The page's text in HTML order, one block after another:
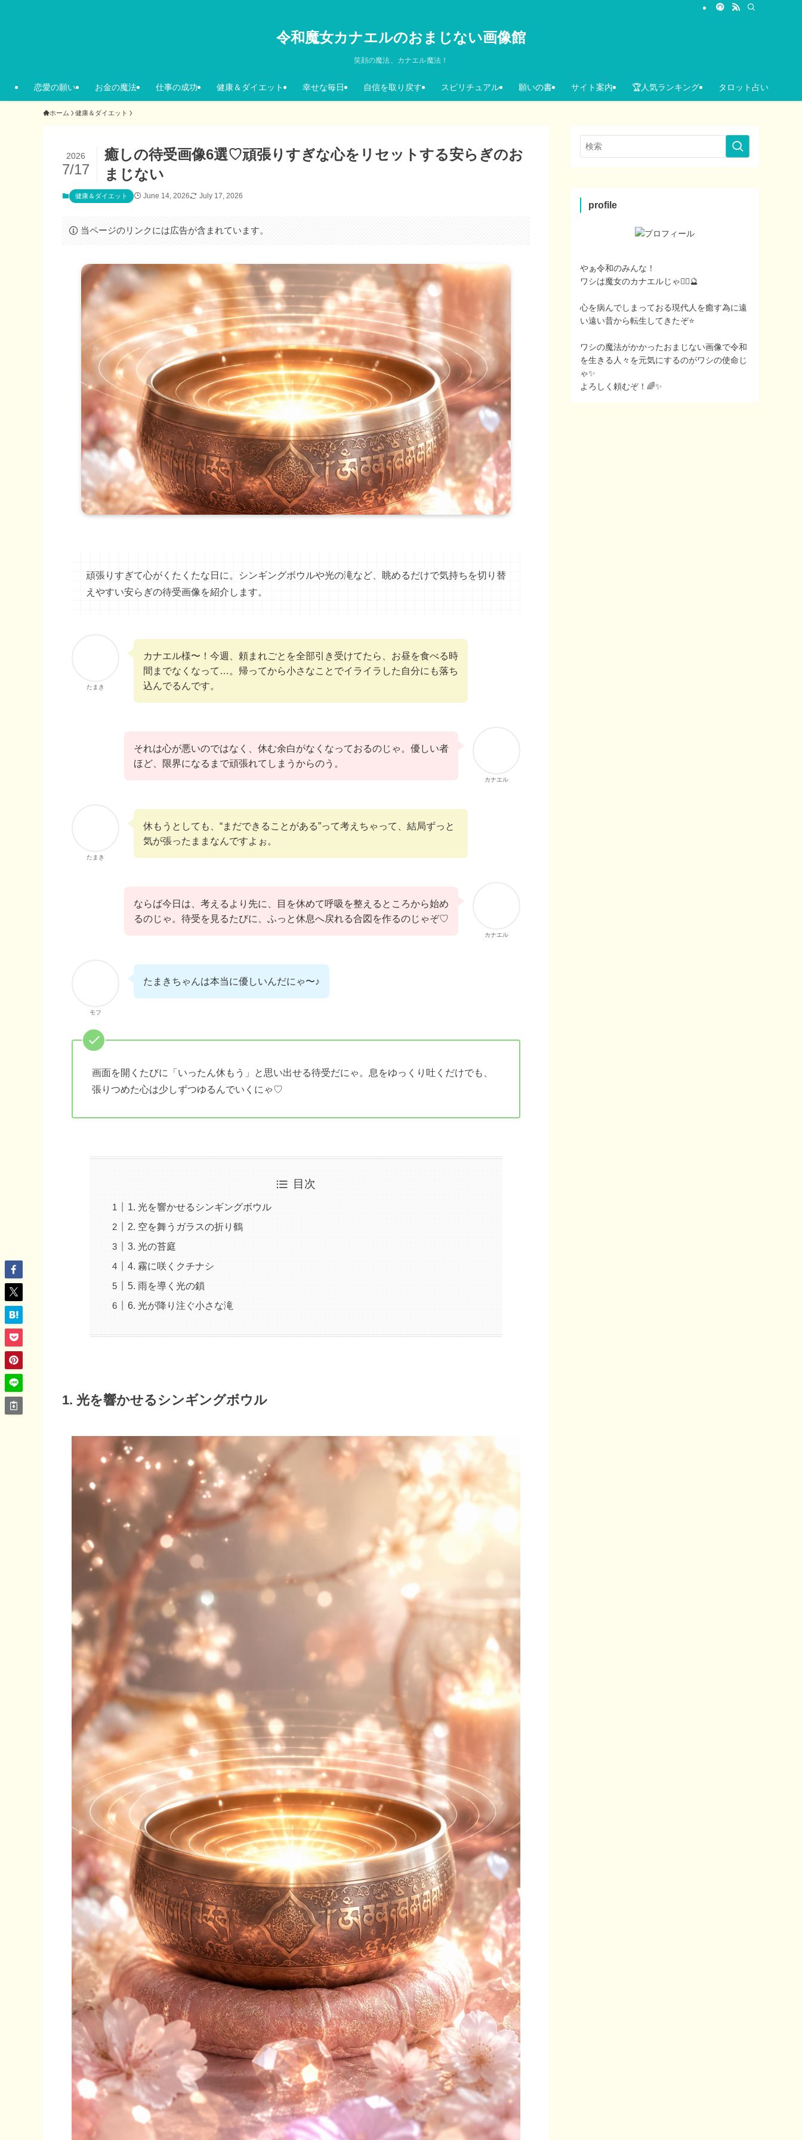
令和魔女カナエルのおまじない画像館
笑顔の魔法、カナエル魔法！
恋愛の願い お金の魔法 仕事の成功 健康＆ダイエット 幸せな毎日 自信を取り戻す スピリチュアル 願いの書 サイト案内 🏆人気ランキング タロット占い
ホーム 健康＆ダイエット
癒しの待受画像6選♡頑張りすぎな心をリセットする安らぎのお
まじない
2026
7/17
健康＆ダイエット June 14, 2026 July 17, 2026
当ページのリンクには広告が含まれています。
頑張りすぎて心がくたくたな日に。シンギングボウルや光の滝など、眺めるだけで気持ちを切り替
えやすい安らぎの待受画像を紹介します。
たまき
カナエル様〜！今週、頼まれごとを全部引き受けてたら、お昼を食べる時
間までなくなって…。帰ってから小さなことでイライラした自分にも落ち
込んでるんです。
カナエル
それは心が悪いのではなく、休む余白がなくなっておるのじゃ。優しい者
ほど、限界になるまで頑張れてしまうからのう。
たまき
休もうとしても、“まだできることがある”って考えちゃって、結局ずっと
気が張ったままなんですよぉ。
カナエル
ならば今日は、考えるより先に、目を休めて呼吸を整えるところから始め
るのじゃ。待受を見るたびに、ふっと休息へ戻れる合図を作るのじゃぞ♡
モフ
たまきちゃんは本当に優しいんだにゃ〜♪
画面を開くたびに「いったん休もう」と思い出せる待受だにゃ。息をゆっくり吐くだけでも、
張りつめた心は少しずつゆるんでいくにゃ♡
目次
1. 光を響かせるシンギングボウル
2. 空を舞うガラスの折り鶴
3. 光の苔庭
4. 霧に咲くクチナシ
5. 雨を導く光の鎖
6. 光が降り注ぐ小さな滝
1. 光を響かせるシンギングボウル
profile
やぁ令和のみんな！
ワシは魔女のカナエルじゃ🧙‍♀️🔮
心を病んでしまっておる現代人を癒す為に遠
い遠い昔から転生してきたぞ⭐️
ワシの魔法がかかったおまじない画像で令和
を生きる人々を元気にするのがワシの使命じ
ゃ✨
よろしく頼むぞ！🌈✨